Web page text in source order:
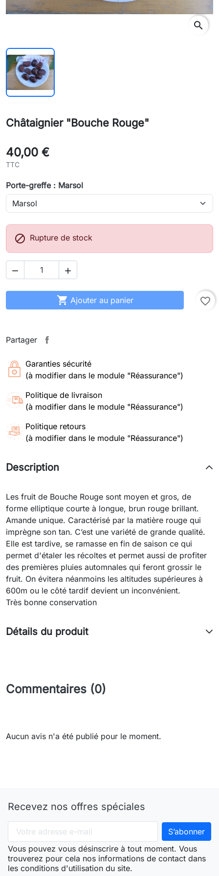
search
Châtaignier "Bouche Rouge"
40,00 €
TTC
Porte-greffe : Marsol
 Rupture de stock
 
 Ajouter au panier favorite_border
Partager
Garanties sécurité
(à modifier dans le module "Réassurance")
Politique de livraison
(à modifier dans le module "Réassurance")
Politique retours
(à modifier dans le module "Réassurance")
Description
Les fruit de Bouche Rouge sont moyen et gros, de
forme elliptique courte à longue, brun rouge brillant.
Amande unique. Caractérisé par la matière rouge qui
imprègne son tan. C’est une variété de grande qualité.
Elle est tardive, se ramasse en fin de saison ce qui
permet d'étaler les récoltes et permet aussi de profiter
des premières pluies automnales qui feront grossir le
fruit. On évitera néanmoins les altitudes supérieures à
600m ou le côté tardif devient un inconvénient.
Très bonne conservation
Détails du produit
Commentaires (0)
Aucun avis n'a été publié pour le moment.
Recevez nos offres spéciales
Vous pouvez vous désinscrire à tout moment. Vous
trouverez pour cela nos informations de contact dans
les conditions d'utilisation du site.